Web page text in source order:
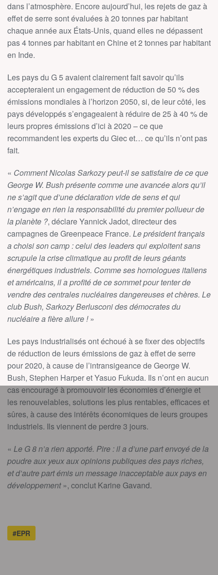
dans l’atmosphère. Encore aujourd’hui, les rejets de gaz à
effet de serre sont évaluées à 20 tonnes par habitant
chaque année aux États-Unis, quand elles ne dépassent
pas 4 tonnes par habitant en Chine et 2 tonnes par habitant
en Inde.
Les pays du G 5 avaient clairement fait savoir qu’ils
accepteraient un engagement de réduction de 50 % des
émissions mondiales à l’horizon 2050, si, de leur côté, les
pays développés s’engageaient à réduire de 25 à 40 % de
leurs propres émissions d’ici à 2020 – ce que
recommandent les experts du Giec et… ce qu’ils n’ont pas
fait.
« Comment Nicolas Sarkozy peut-il se satisfaire de ce que
George W. Bush présente comme une avancée alors qu’il
ne s’agit que d’une déclaration vide de sens et qui
n’engage en rien la responsabilité du premier pollueur de
la planète ?, déclare Yannick Jadot, directeur des
campagnes de Greenpeace France. Le président français
a choisi son camp : celui des leaders qui exploitent sans
scrupule la crise climatique au profit de leurs géants
énergétiques industriels. Comme ses homologues italiens
et américains, il a profité de ce sommet pour tenter de
vendre des centrales nucléaires dangereuses et chères. Le
club Bush, Sarkozy Berlusconi des démocrates du
nucléaire a fière allure !»
Les pays industrialisés ont échoué à se fixer des objectifs
de réduction de leurs émissions de gaz à effet de serre
pour 2020, à cause de l’intransigeance de George W.
Bush, Stephen Harper et Yasuo Fukuda. Ils n’ont en aucun
cas encouragé à promouvoir les économies d’énergie et
les renouvelables, solutions les plus rentables, efficaces et
sûres, à cause des intérêts économiques de leurs groupes
industriels. Ils viennent de perdre 3 jours.
« Le G 8 n’a rien apporté. Pire : il a d’une part envoyé de la
poudre aux yeux aux opinions publiques des pays riches,
et d’autre part émis un message inacceptable aux pays en
développement», conclut Karine Gavand.
#EPR